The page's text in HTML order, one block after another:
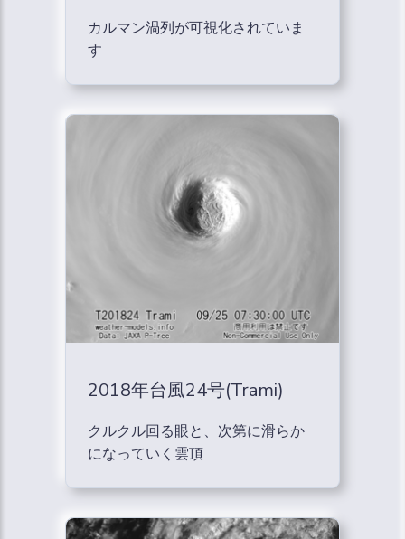
カルマン渦列が可視化されていま
す
2018年台風24号(Trami)
クルクル回る眼と、次第に滑らか
になっていく雲頂